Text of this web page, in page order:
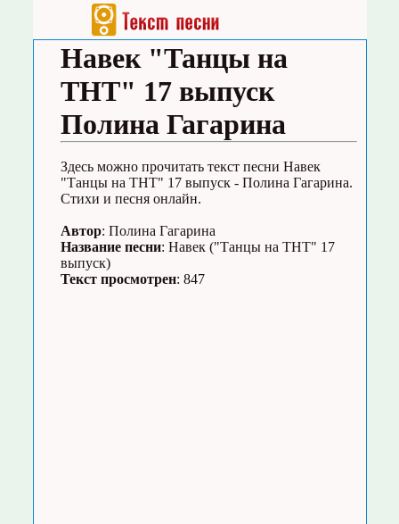
Навек "Танцы на
ТНТ" 17 выпуск
Полина Гагарина
Здесь можно прочитать текст песни Навек
"Танцы на ТНТ" 17 выпуск - Полина Гагарина.
Стихи и песня онлайн.
Автор: Полина Гагарина
Название песни: Навек ("Танцы на ТНТ" 17
выпуск)
Текст просмотрен: 847